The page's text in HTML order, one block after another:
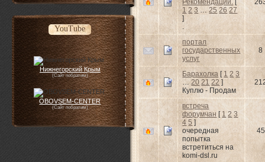
YouTube
Нижнегорский Крым
(Сайт побратим)
OBOVSEM-CENTER
(Сайт побратим)
Рекомендации. [
1 2 3 …25 26 27
]
.
портал
государственных
услуг
8
Барахолка [ 1 2 3
…20 21 22 ]
Куплю - Продам
встреча
форумчан [ 1 2 3
4 5 ]
очередная
попытка
встретиться на
komi-dsl.ru
45